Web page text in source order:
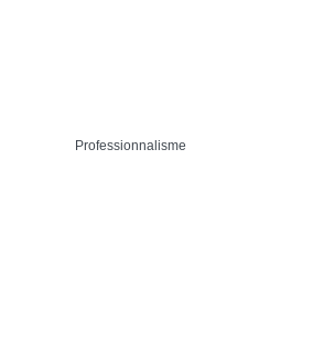
Professionnalisme